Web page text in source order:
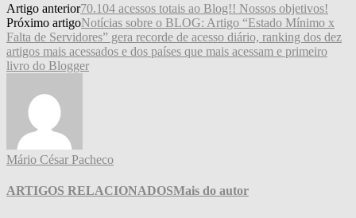
Artigo anterior70.104 acessos totais ao Blog!! Nossos objetivos!
Próximo artigoNotícias sobre o BLOG: Artigo “Estado Mínimo x
Falta de Servidores” gera recorde de acesso diário, ranking dos dez
artigos mais acessados e dos países que mais acessam e primeiro
livro do Blogger
Mário César Pacheco
ARTIGOS RELACIONADOSMais do autor